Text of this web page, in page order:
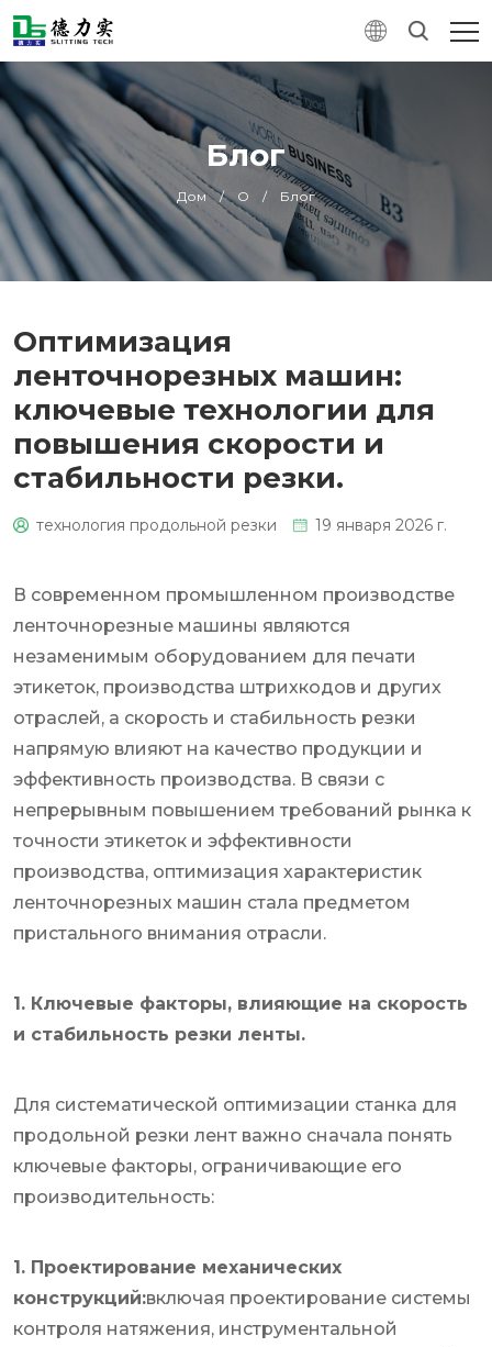
Блог
Дом / О / Блог
Оптимизация
ленточнорезных машин:
ключевые технологии для
повышения скорости и
стабильности резки.
технология продольной резки 19 января 2026 г.
В современном промышленном производстве
ленточнорезные машины являются
незаменимым оборудованием для печати
этикеток, производства штрихкодов и других
отраслей, а скорость и стабильность резки
напрямую влияют на качество продукции и
эффективность производства. В связи с
непрерывным повышением требований рынка к
точности этикеток и эффективности
производства, оптимизация характеристик
ленточнорезных машин стала предметом
пристального внимания отрасли.
1. Ключевые факторы, влияющие на скорость
и стабильность резки ленты.
Для систематической оптимизации станка для
продольной резки лент важно сначала понять
ключевые факторы, ограничивающие его
производительность:
1. Проектирование механических
конструкций:включая проектирование системы
контроля натяжения, инструментальной